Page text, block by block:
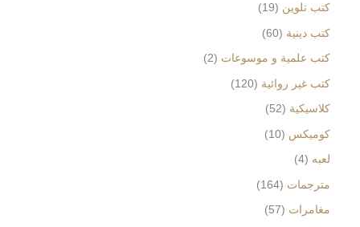
كتب تلوين 19
كتب دينية 60
كتب علمية و موسوعات 2
كتب غير روائية 120
كلاسيكية 52
كوميكس 10
لعبه 4
مترجمات 164
مغامرات 57